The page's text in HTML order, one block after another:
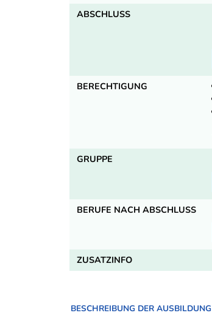
ABSCHLUSS
BERECHTIGUNG
GRUPPE
BERUFE NACH ABSCHLUSS
ZUSATZINFO
BESCHREIBUNG DER AUSBILDUNG